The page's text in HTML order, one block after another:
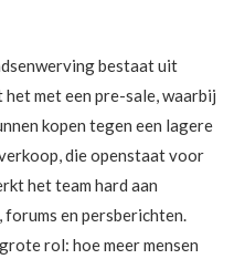
bestaat uit
met een pre-sale, waarbij
kopen tegen een lagere
die openstaat voor
het team hard aan
forums en persberichten.
rol: hoe meer mensen